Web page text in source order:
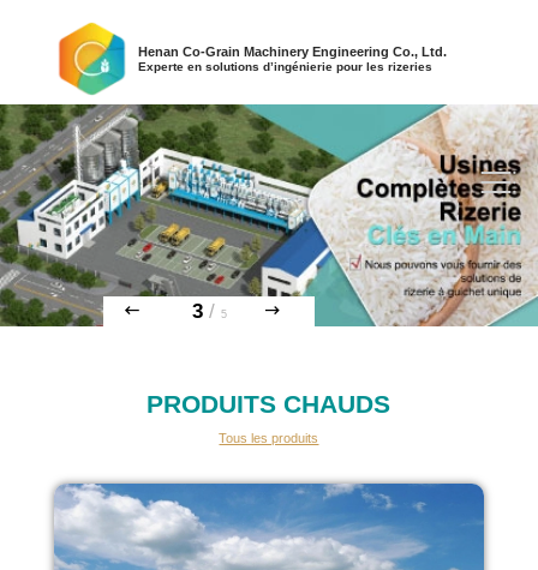
Henan Co-Grain Machinery Engineering Co., Ltd.
Experte en solutions d’ingénierie pour les rizeries
3/ 5
PRODUITS CHAUDS
Tous les produits